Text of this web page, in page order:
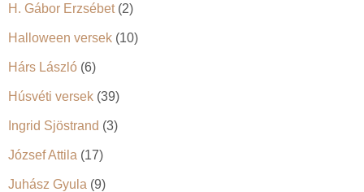
H. Gábor Erzsébet(2)
Halloween versek (10)
Hárs László (6)
Húsvéti versek (39)
Ingrid Sjöstrand (3)
József Attila (17)
Juhász Gyula (9)